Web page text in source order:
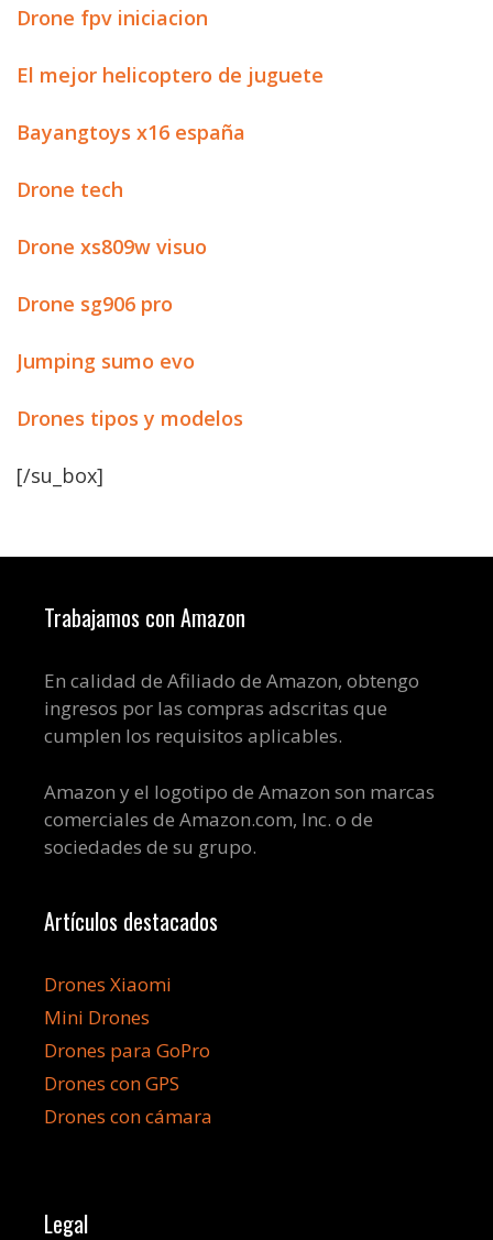
Drone fpv iniciacion
El mejor helicoptero de juguete
Bayangtoys x16 españa
Drone tech
Drone xs809w visuo
Drone sg906 pro
Jumping sumo evo
Drones tipos y modelos
[/su_box]
Trabajamos con Amazon
En calidad de Afiliado de Amazon, obtengo
ingresos por las compras adscritas que
cumplen los requisitos aplicables.
Amazon y el logotipo de Amazon son marcas
comerciales de Amazon.com, Inc. o de
sociedades de su grupo.
Artículos destacados
Drones Xiaomi
Mini Drones
Drones para GoPro
Drones con GPS
Drones con cámara
Legal